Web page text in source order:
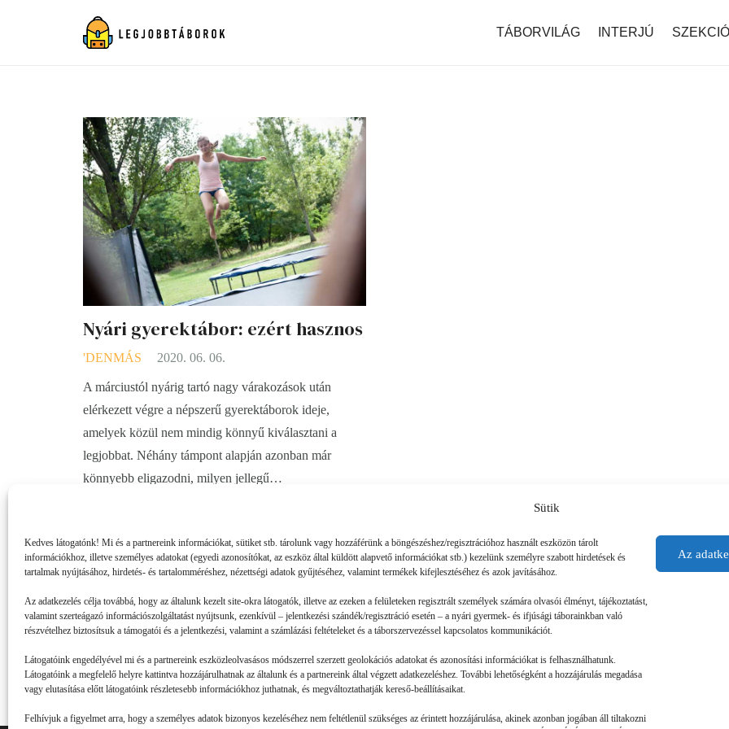
Sütik
Kedves látogatónk! Mi és a partnereink információkat, sütiket stb. tárolunk vagy hozzáférünk a böngészéshez/regisztrációhoz használt eszközön tárolt
információkhoz, illetve személyes adatokat (egyedi azonosítókat, az eszköz által küldött alapvető információkat stb.) kezelünk személyre szabott hirdetések és
tartalmak nyújtásához, hirdetés- és tartalomméréshez, nézettségi adatok gyűjtéséhez, valamint termékek kifejlesztéséhez és azok javításához.
Az adatkezelés célja továbbá, hogy az általunk kezelt site-okra látogatók, illetve az ezeken a felületeken regisztrált személyek számára olvasói élményt, tájékoztatást,
valamint szerteágazó információszolgáltatást nyújtsunk, ezenkívül – jelentkezési szándék/regisztráció esetén – a nyári gyermek- és ifjúsági táborainkban való
részvételhez biztosítsuk a támogatói és a jelentkezési, valamint a számlázási feltételeket és a táborszervezéssel kapcsolatos kommunikációt.
Látogatóink engedélyével mi és a partnereink eszközleolvasásos módszerrel szerzett geolokációs adatokat és azonosítási információkat is felhasználhatunk.
Látogatóink a megfelelő helyre kattintva hozzájárulhatnak az általunk és a partnereink által végzett adatkezeléshez. További lehetőségként a hozzájárulás megadása
vagy elutasítása előtt látogatóink részletesebb információkhoz juthatnak, és megváltoztathatják kereső-beállításaikat.
Felhívjuk a figyelmet arra, hogy a személyes adatok bizonyos kezeléséhez nem feltétlenül szükséges az érintett hozzájárulása, akinek azonban jogában áll tiltakozni
Az
TÁBORVILÁG INTERJÚ SZEKCIÓ
Nyári gyerektábor: ezért hasznos
'DENMÁS 2020. 06. 06.
A márciustól nyárig tartó nagy várakozások után
elérkezett végre a népszerű gyerektáborok ideje,
amelyek közül nem mindig könnyű kiválasztani a
legjobbat. Néhány támpont alapján azonban már
könnyebb eligazodni, milyen jellegű…